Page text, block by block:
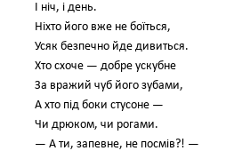
І ніч, і день.
Ніхто його вже не боїться,
Усяк безпечно йде дивиться.
Хто схоче — добре ускубне
За вражий чуб його зубами,
А хто під боки стусоне —
Чи дрюком, чи рогами.
— А ти, запевне, не посмів?! —